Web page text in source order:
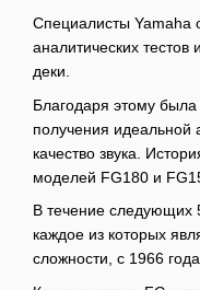
Специалисты Yamaha
аналитических
деки.
Благодаря этому
получения идеальной
качество звука.
моделей FG180 и
В течение следующих
каждое из которых
сложности, с 1966